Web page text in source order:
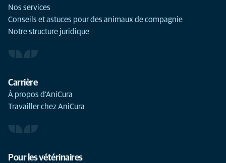
Nos services
Conseils et astuces pour des animaux de compagnie
Notre structure juridique
Carrière
À propos d’AniCura
Travailler chez AniCura
Pour les vétérinaires